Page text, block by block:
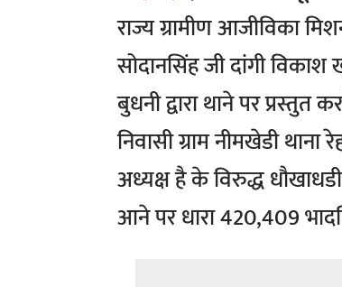
राज्य ग्रामीण आजीविका
सोदानसिंह जी दांगी
बुधनी द्वारा थाने पर
निवासी ग्राम नीमखेडी
अध्यक्ष है के विरुद्ध
आने पर धारा 420,409